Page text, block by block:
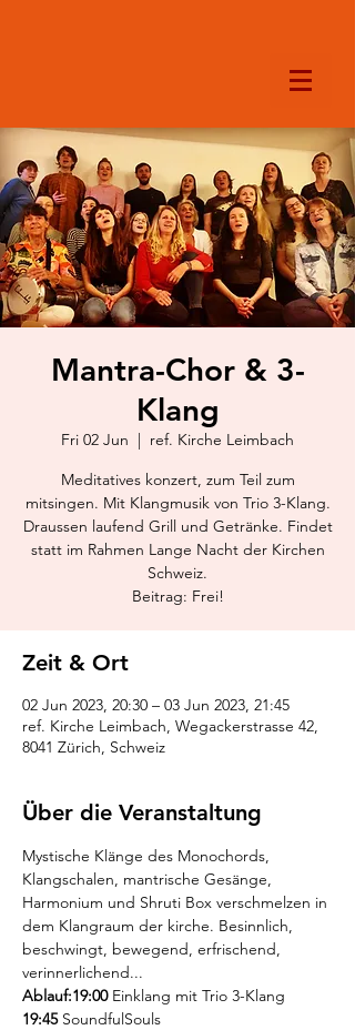
Mantra-Chor & 3-
Klang
Fri 02 Jun
  |
ref. Kirche Leimbach
Meditatives konzert, zum Teil zum
mitsingen. Mit Klangmusik von Trio 3-Klang.
Draussen laufend Grill und Getränke. Findet
statt im Rahmen Lange Nacht der Kirchen
Schweiz.
Beitrag: Frei!
Zeit & Ort
02 Jun 2023, 20:30 – 03 Jun 2023, 21:45
ref. Kirche Leimbach, Wegackerstrasse 42,
8041 Zürich, Schweiz
Über die Veranstaltung
Mystische Klänge des Monochords,
Klangschalen, mantrische Gesänge,
Harmonium und Shruti Box verschmelzen in
dem Klangraum der kirche. Besinnlich,
beschwingt, bewegend, erfrischend,
verinnerlichend...
Ablauf:19:00 Einklang mit Trio 3-Klang
19:45 SoundfulSouls